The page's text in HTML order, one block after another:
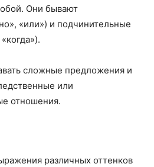
Они бывают
«или») и подчинительные
сложные предложения и
или
отношения.
различных оттенков